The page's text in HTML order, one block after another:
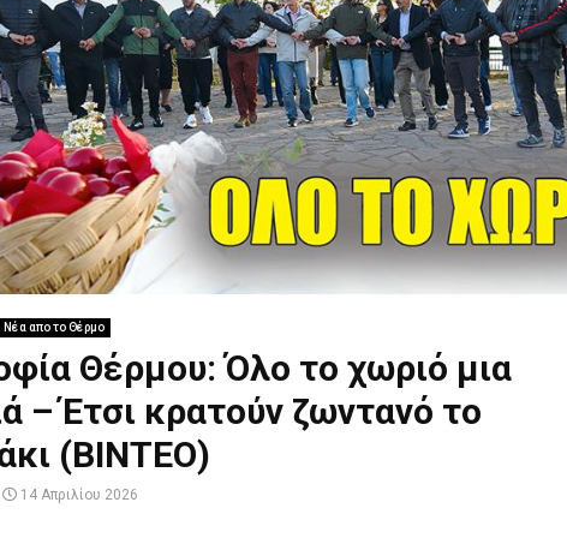
Νέα απο το Θέρμο
Θέρμου: Όλο το χωριό μια
– Έτσι κρατούν ζωντανό το
(ΒΙΝΤΕΟ)
14 Απριλίου 2026